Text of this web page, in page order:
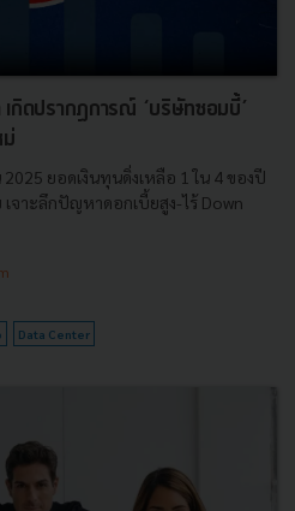
กิดปรากฏการณ์ ‘บริษัทซอมบี้’
ม่
ยอดเงินทุนดิ่งเหลือ 1 ใน 4 ของปี
จาะลึกปัญหาดอกเบี้ยสูง-ไร้ Down
Data Center